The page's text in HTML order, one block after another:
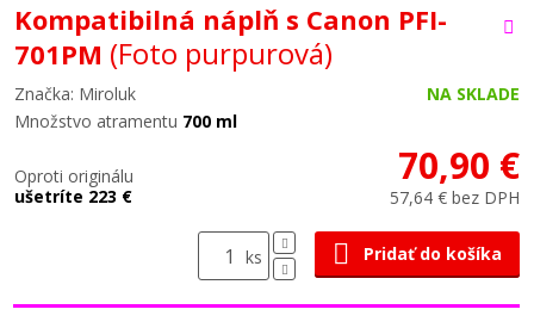
Kompatibilná náplň s Canon PFI-
701PM (Foto purpurová)
Značka: Miroluk
NA SKLADE
Množstvo atramentu 700 ml
Oproti originálu
ušetríte 223 €
70,90 €
57,64 € bez DPH
ks Pridať do košíka